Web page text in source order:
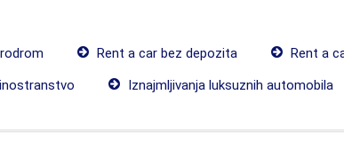
Rent a car bez depozita
Rent a
Iznajmljivanja luksuznih automobila